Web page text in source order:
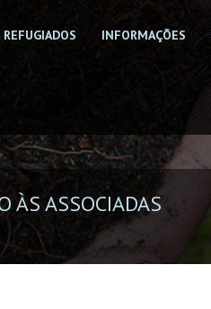
REFUGIADOS INFORMAÇÕES
ÀS ASSOCIADAS